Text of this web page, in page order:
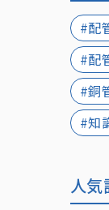
#配
#配
#銅
#知
人